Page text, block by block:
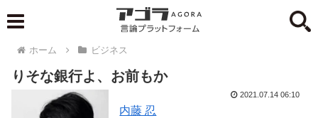
ホーム ビジネス
りそな銀行よ、お前もか
内藤 忍
2021.07.14 06:10